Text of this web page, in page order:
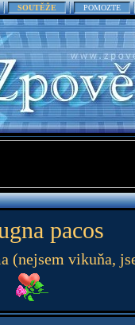
SOUTĚŽE POMOZTE
pacos
(nejsem vikuňa,